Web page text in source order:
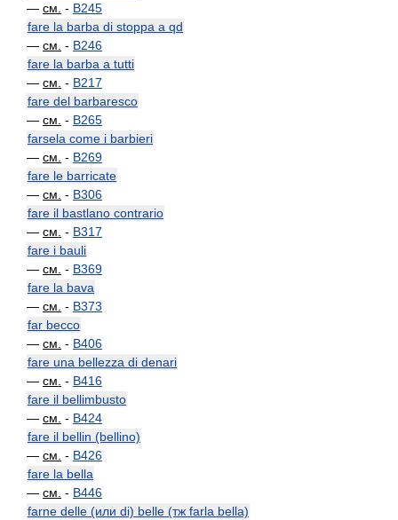
— см. - B245
fare la barba di stoppa a qd
— см. - B246
fare la barba a tutti
— см. - B217
fare del barbaresco
— см. - B265
farsela come i barbieri
— см. - B269
fare le barricate
— см. - B306
fare il bastlano contrario
— см. - B317
fare i bauli
— см. - B369
fare la bava
— см. - B373
far becco
— см. - B406
fare una bellezza di denari
— см. - B416
fare il bellimbusto
— см. - B424
fare il bellin (bellino)
— см. - B426
fare la bella
— см. - B446
farne delle (или di) belle (тж farla bella)